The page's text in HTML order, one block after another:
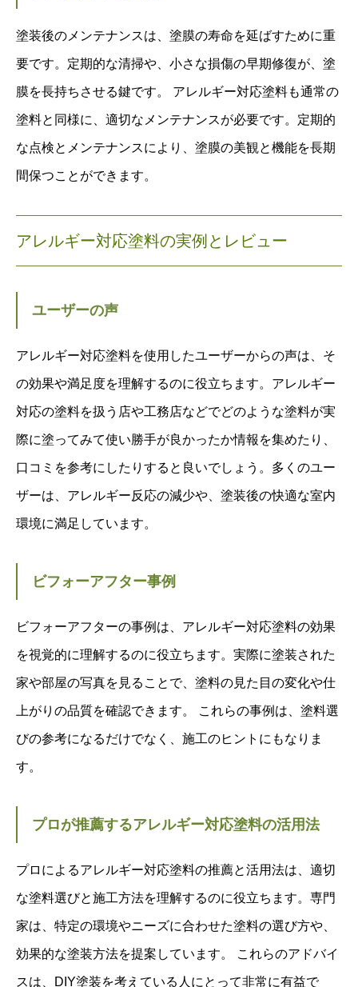
塗装後のメンテナンスは、塗膜の寿命を延ばすために重
要です。定期的な清掃や、小さな損傷の早期修復が、塗
膜を長持ちさせる鍵です。 アレルギー対応塗料も通常の
塗料と同様に、適切なメンテナンスが必要です。定期的
な点検とメンテナンスにより、塗膜の美観と機能を長期
間保つことができます。
アレルギー対応塗料の実例とレビュー
ユーザーの声
アレルギー対応塗料を使用したユーザーからの声は、そ
の効果や満足度を理解するのに役立ちます。アレルギー
対応の塗料を扱う店や工務店などでどのような塗料が実
際に塗ってみて使い勝手が良かったか情報を集めたり、
口コミを参考にしたりすると良いでしょう。多くのユー
ザーは、アレルギー反応の減少や、塗装後の快適な室内
環境に満足しています。
ビフォーアフター事例
ビフォーアフターの事例は、アレルギー対応塗料の効果
を視覚的に理解するのに役立ちます。実際に塗装された
家や部屋の写真を見ることで、塗料の見た目の変化や仕
上がりの品質を確認できます。 これらの事例は、塗料選
びの参考になるだけでなく、施工のヒントにもなりま
す。
プロが推薦するアレルギー対応塗料の活用法
プロによるアレルギー対応塗料の推薦と活用法は、適切
な塗料選びと施工方法を理解するのに役立ちます。専門
家は、特定の環境やニーズに合わせた塗料の選び方や、
効果的な塗装方法を提案しています。 これらのアドバイ
スは、DIY塗装を考えている人にとって非常に有益で